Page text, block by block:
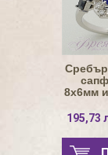
8х6мм
195,73